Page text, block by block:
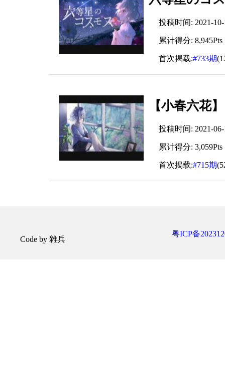
投稿时间: 2021-10-
累计得分: 8,945Pts
首次揭载:#733期
【小春六花
投稿时间: 2021-06-
累计得分: 3,059Pts
首次揭载:#715期
Code by 雜兵
粤ICP备